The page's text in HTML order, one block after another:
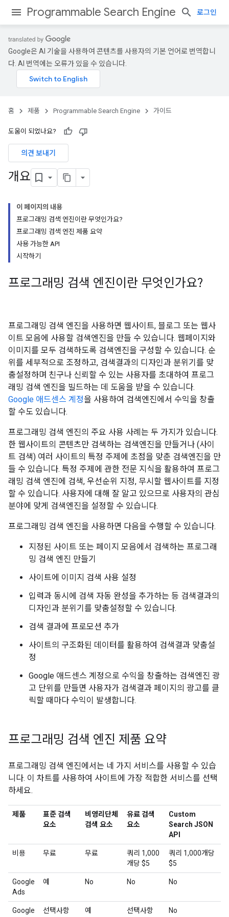
Programmable Search Engine 로그인
Google은 AI 기술을 사용하여 콘텐츠를 사용자의 기본 언어로 번역합니
다. AI 번역에는 오류가 있을 수 있습니다.
홈 제품 Programmable Search Engine 가이드
도움이 되었나요?
의견 보내기
개요
이 페이지의 내용
프로그래밍 검색 엔진이란 무엇인가요?
프로그래밍 검색 엔진 제품 요약
사용 가능한 API
시작하기
프로그래밍 검색 엔진이란 무엇인가요?
프로그래밍 검색 엔진을 사용하면 웹사이트, 블로그 또는 웹사
이트 모음에 사용할 검색엔진을 만들 수 있습니다. 웹페이지와
이미지를 모두 검색하도록 검색엔진을 구성할 수 있습니다. 순
위를 세부적으로 조정하고, 검색결과의 디자인과 분위기를 맞
춤설정하며 친구나 신뢰할 수 있는 사용자를 초대하여 프로그
래밍 검색 엔진을 빌드하는 데 도움을 받을 수 있습니다.
Google 애드센스 계정을 사용하여 검색엔진에서 수익을 창출
할 수도 있습니다.
프로그래밍 검색 엔진의 주요 사용 사례는 두 가지가 있습니다.
한 웹사이트의 콘텐츠만 검색하는 검색엔진을 만들거나 (사이
트 검색) 여러 사이트의 특정 주제에 초점을 맞춘 검색엔진을 만
들 수 있습니다. 특정 주제에 관한 전문 지식을 활용하여 프로그
래밍 검색 엔진에 검색, 우선순위 지정, 무시할 웹사이트를 지정
할 수 있습니다. 사용자에 대해 잘 알고 있으므로 사용자의 관심
분야에 맞게 검색엔진을 설정할 수 있습니다.
프로그래밍 검색 엔진을 사용하면 다음을 수행할 수 있습니다.
지정된 사이트 또는 페이지 모음에서 검색하는 프로그래
밍 검색 엔진 만들기
사이트에 이미지 검색 사용 설정
입력과 동시에 검색 자동 완성을 추가하는 등 검색결과의
디자인과 분위기를 맞춤설정할 수 있습니다.
검색 결과에 프로모션 추가
사이트의 구조화된 데이터를 활용하여 검색결과 맞춤설
정
Google 애드센스 계정으로 수익을 창출하는 검색엔진 광
고 단위를 만들면 사용자가 검색결과 페이지의 광고를 클
릭할 때마다 수익이 발생합니다.
프로그래밍 검색 엔진 제품 요약
프로그래밍 검색 엔진에서는 네 가지 서비스를 사용할 수 있습
니다. 이 차트를 사용하여 사이트에 가장 적합한 서비스를 선택
하세요.
제품
표준 검색
요소
비영리단체
검색 요소
유료 검색
요소
Custom
Search JSON
API
비용 무료 무료
쿼리 1,000
개당 $5
쿼리 1,000개당
$5
Google
Ads
예 No No No
Google
선택사항 예 선택사항 No